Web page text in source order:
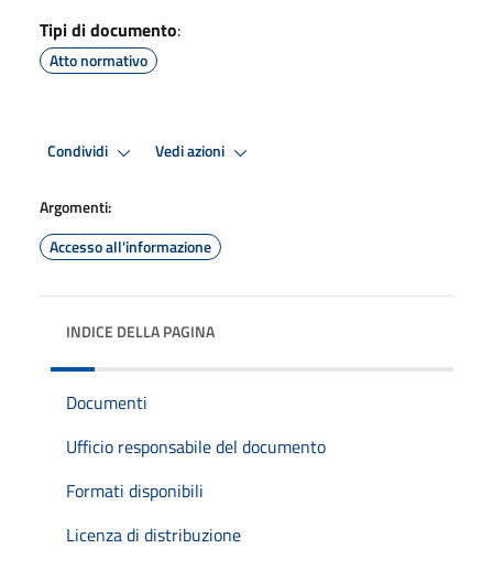
Tipi di documento:
Atto normativo
Condividi Vedi azioni
Argomenti:
Accesso all'informazione
INDICE DELLA PAGINA
Documenti
Ufficio responsabile del documento
Formati disponibili
Licenza di distribuzione